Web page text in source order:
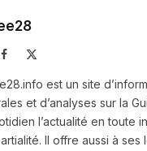
Facebook
est un site
et d’analyses sur la
l’actualité en toute
Il offre aussi à ses